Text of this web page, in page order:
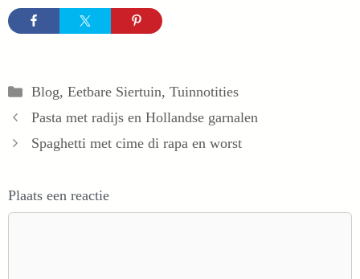
Categorieën
Blog, Eetbare Siertuin, Tuinnotities
Pasta met radijs en Hollandse garnalen
Spaghetti met cime di rapa en worst
Plaats een reactie